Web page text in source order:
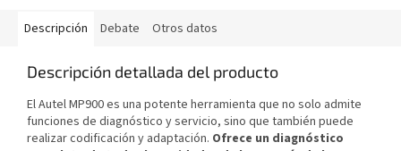
Descripción Debate Otros datos
Descripción detallada del producto
El Autel MP900es una potente herramienta que no solo admite
funciones de diagnóstico y servicio, sino que también puede
realizar codificación y adaptación. Ofrece un diagnóstico